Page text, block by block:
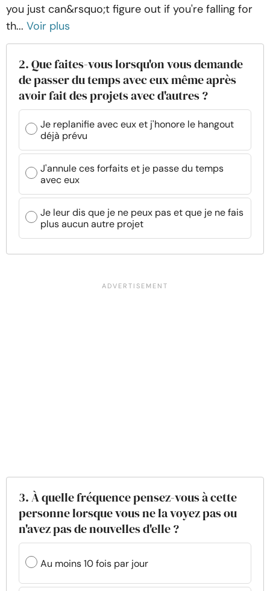
you just can&rsquo;t figure out if you're falling for
th... Voir plus
2. Que faites-vous lorsqu'on vous demande
de passer du temps avec eux même après
avoir fait des projets avec d'autres ?
Je replanifie avec eux et j'honore le hangout
déjà prévu
J'annule ces forfaits et je passe du temps
avec eux
Je leur dis que je ne peux pas et que je ne fais
plus aucun autre projet
3. À quelle fréquence pensez-vous à cette
personne lorsque vous ne la voyez pas ou
n'avez pas de nouvelles d'elle ?
Au moins 10 fois par jour